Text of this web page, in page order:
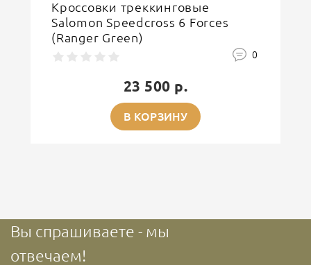
Кроссовки треккинговые
Salomon Speedcross 6 Forces
(Ranger Green)
0
23 500 р.
В КОРЗИНУ
Вы спрашиваете - мы
отвечаем!